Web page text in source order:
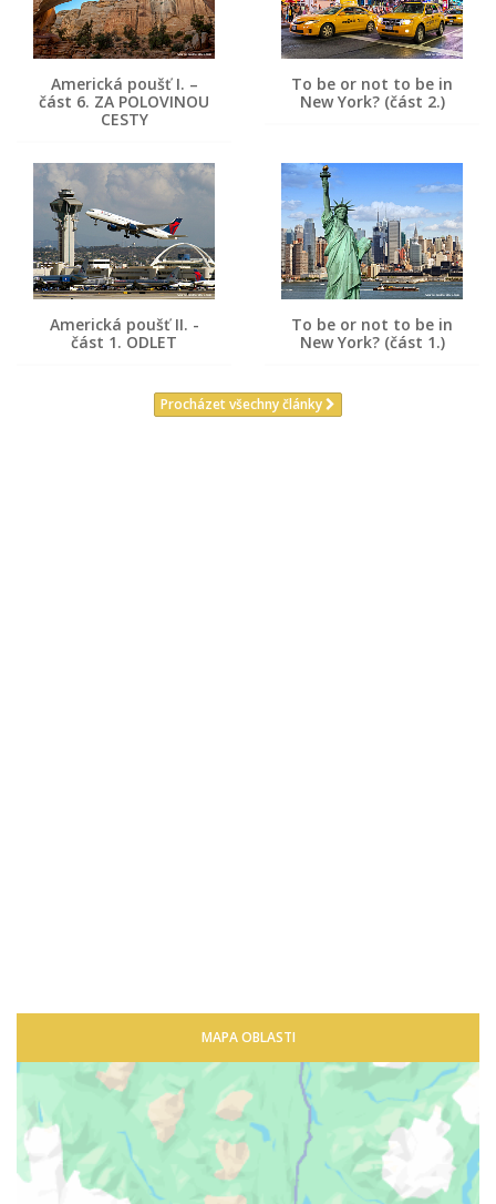
Americká poušť I. –
část 6. ZA POLOVINOU
CESTY
To be or not to be in
New York? (část 2.)
Americká poušť II. -
část 1. ODLET
To be or not to be in
New York? (část 1.)
Procházet všechny články
MAPA OBLASTI